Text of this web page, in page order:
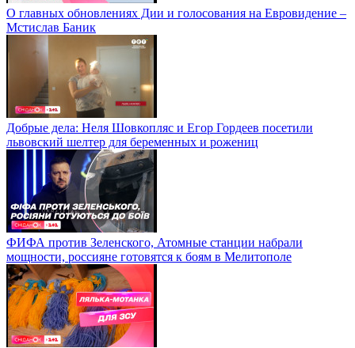
О главных обновлениях Дии и голосования на Евровидение –
Мстислав Баник
Добрые дела: Неля Шовкопляс и Егор Гордеев посетили
львовский шелтер для беременных и рожениц
ФИФА против Зеленского, Атомные станции набрали
мощности, россияне готовятся к боям в Мелитополе